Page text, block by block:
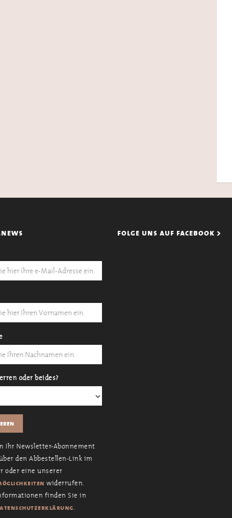
oder beides?
Ihr Newsletter-Abonnement
den Abbestellen-Link im
oder eine unserer
widerrufen.
finden Sie in
.
folge uns auf facebook >